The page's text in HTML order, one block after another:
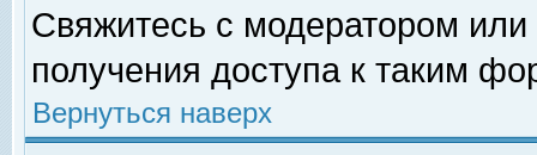
Свяжитесь с модератором
получения доступа к таким
Вернуться наверх